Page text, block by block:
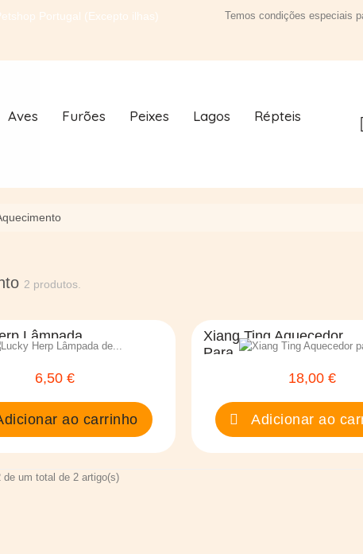
Portugal (Excepto ilhas) Temos condições especiais
Aves Furões Peixes Lagos
Répteis
2 produtos.
Lâmpada
6,50 €
ao carrinho
Xiang Ting Aquecedor
Para...
18,00 €
Adicionar ao
de um total de 2 artigo(s)